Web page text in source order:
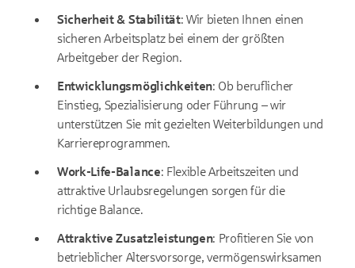
Sicherheit & Stabilität: Wir bieten Ihnen einen
sicheren Arbeitsplatz bei einem der größten
Arbeitgeber der Region.
Entwicklungsmöglichkeiten: Ob beruflicher
Einstieg, Spezialisierung oder Führung – wir
unterstützen Sie mit gezielten Weiterbildungen und
Karriereprogrammen.
Work-Life-Balance: Flexible Arbeitszeiten und
attraktive Urlaubsregelungen sorgen für die
richtige Balance.
Attraktive Zusatzleistungen: Profitieren Sie von
betrieblicher Altersvorsorge, vermögenswirksamen